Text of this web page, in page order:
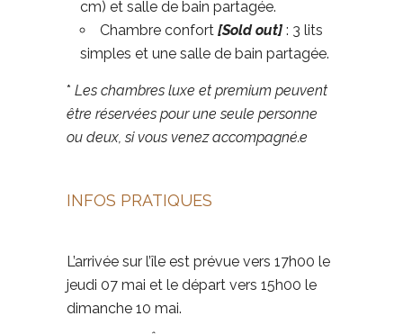
cm) et salle de bain partagée.
Chambre confort [Sold out] : 3 lits
simples et une salle de bain partagée.
* Les chambres luxe et premium peuvent
être réservées pour une seule personne
ou deux, si vous venez accompagné.e
INFOS PRATIQUES
L’arrivée sur l’île est prévue vers 17h00 le
jeudi 07 mai et le départ vers 15h00 le
dimanche 10 mai.